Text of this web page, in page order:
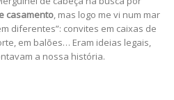
casamento, mas logo me vi num mar
diferentes”: convites em caixas de
em balões… Eram ideias legais,
a nossa história.